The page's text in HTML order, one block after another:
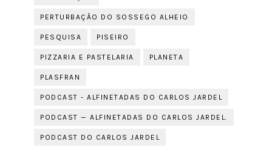
PERTURBAÇÃO DO SOSSEGO ALHEIO
PESQUISA PISEIRO
PIZZARIA E PASTELARIA PLANETA
PLASFRAN
PODCAST - ALFINETADAS DO CARLOS JARDEL
PODCAST — ALFINETADAS DO CARLOS JARDEL.
PODCAST DO CARLOS JARDEL